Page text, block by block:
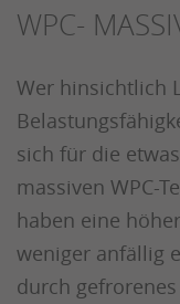
WPC-
Wer hinsichtlich
sich für die
massiven WPC-
haben eine
weniger anfällig
durch